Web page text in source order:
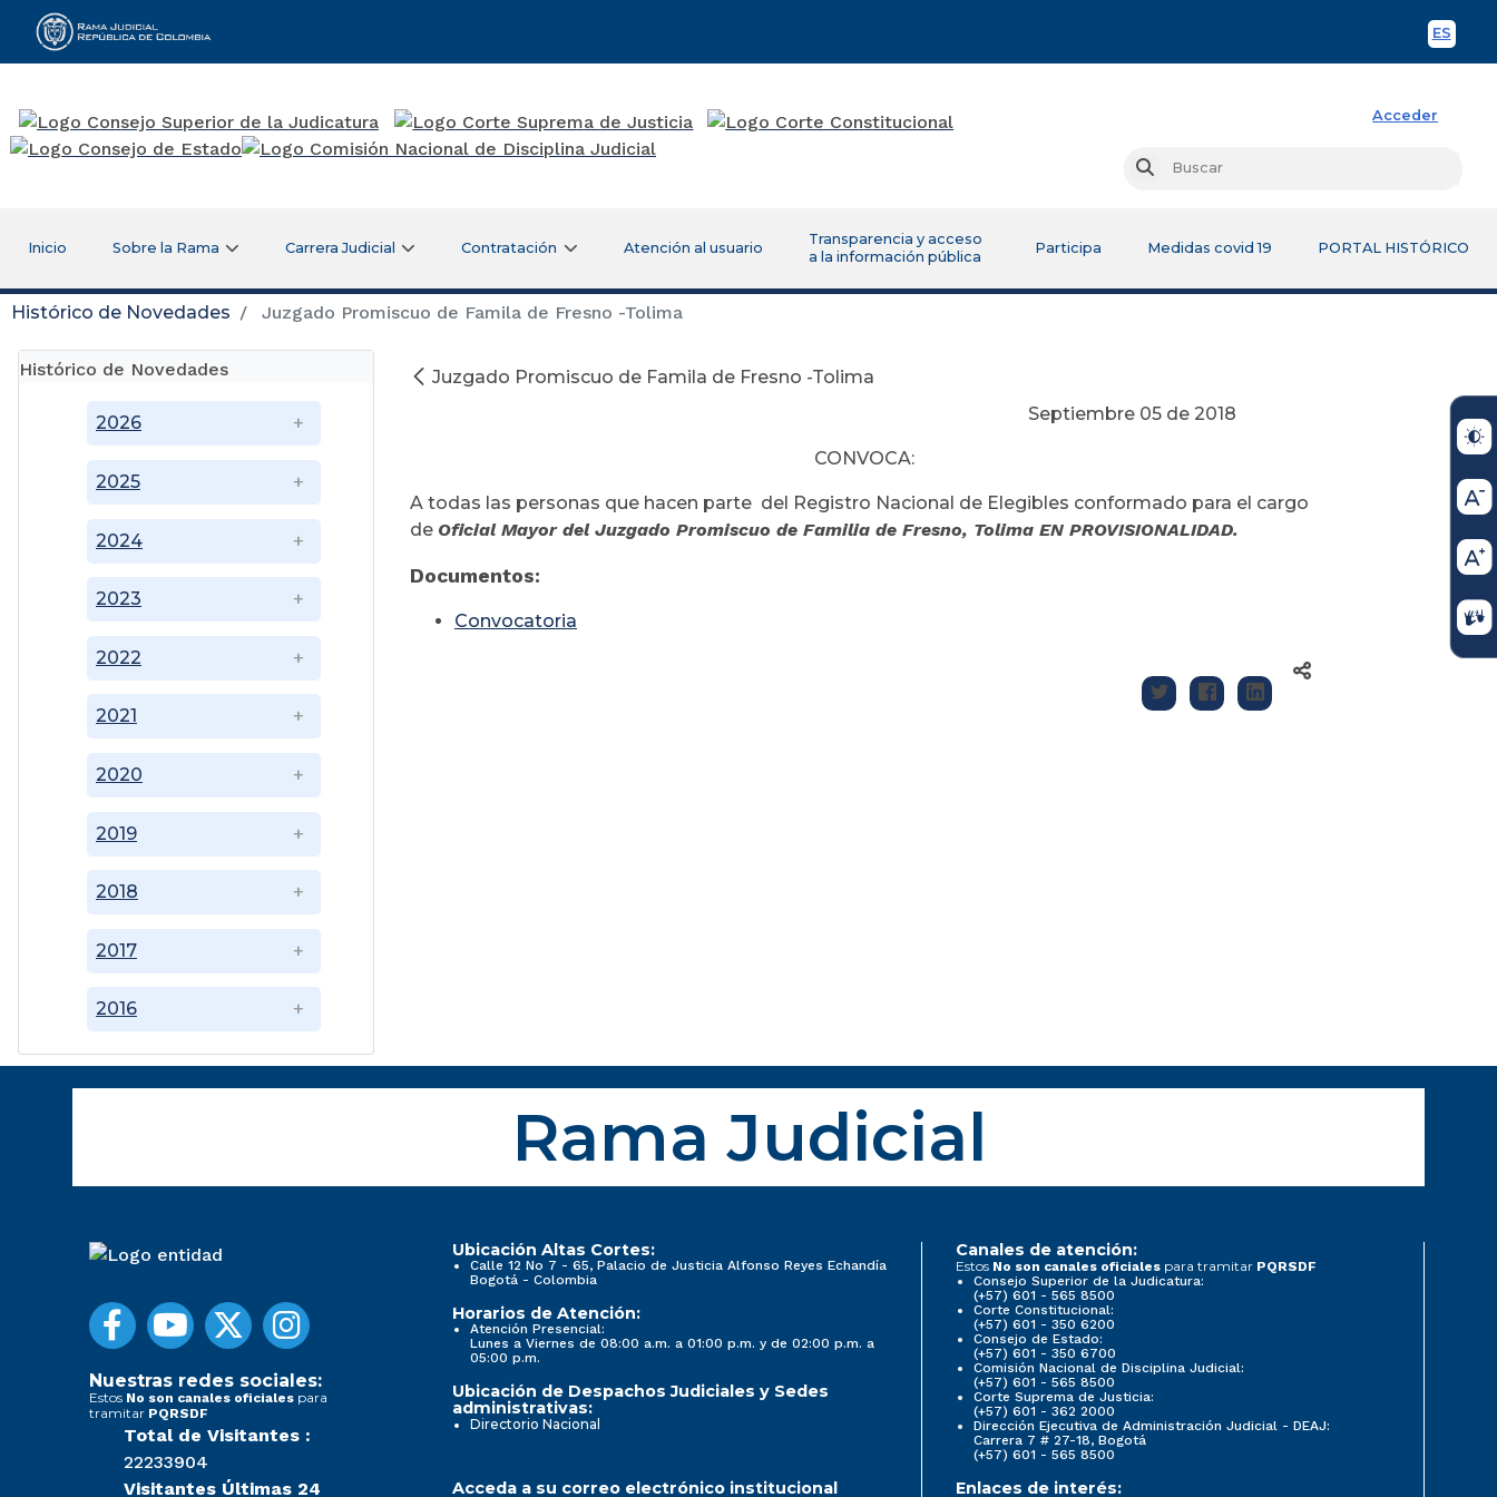
ES
Rama Judicial
Acceder
Buscar
Inicio Sobre la Rama Carrera Judicial Contratación Atención al usuario
Transparencia y acceso
a la información pública
Participa Medidas covid 19 PORTAL HISTÓRICO
Histórico de Novedades Juzgado Promiscuo de Famila de Fresno -Tolima
Histórico de Novedades
2016
2017
2018
2019
2020
2021
2022
2023
2024
2025
2026
Juzgado Promiscuo de Famila de Fresno -Tolima
Septiembre 05 de 2018
CONVOCA:
A todas las personas que hacen parte del Registro Nacional de Elegibles conformado para el cargo
de Oficial Mayor del Juzgado Promiscuo de Familia de Fresno, Tolima EN PROVISIONALIDAD.
Documentos:
Convocatoria
Rama Judicial
Nuestras redes sociales:
Estos No son canales oficiales para
tramitar PQRSDF
Total de Visitantes :
22233904
Visitantes Últimas 24
Ubicación Altas Cortes:
Calle 12 No 7 - 65, Palacio de Justicia Alfonso Reyes Echandía
Bogotá - Colombia
Horarios de Atención:
Atención Presencial:
Lunes a Viernes de 08:00 a.m. a 01:00 p.m. y de 02:00 p.m. a
05:00 p.m.
Ubicación de Despachos Judiciales y Sedes
administrativas:
Directorio Nacional
Canales de atención:
Estos No son canales oficiales para tramitar PQRSDF
Consejo Superior de la Judicatura:
(+57) 601 - 565 8500
Corte Constitucional:
(+57) 601 - 350 6200
Consejo de Estado:
(+57) 601 - 350 6700
Comisión Nacional de Disciplina Judicial:
(+57) 601 - 565 8500
Corte Suprema de Justicia:
(+57) 601 - 362 2000
Dirección Ejecutiva de Administración Judicial - DEAJ:
Carrera 7 # 27-18, Bogotá
(+57) 601 - 565 8500
Acceda a su correo electrónico institucional Enlaces de interés: